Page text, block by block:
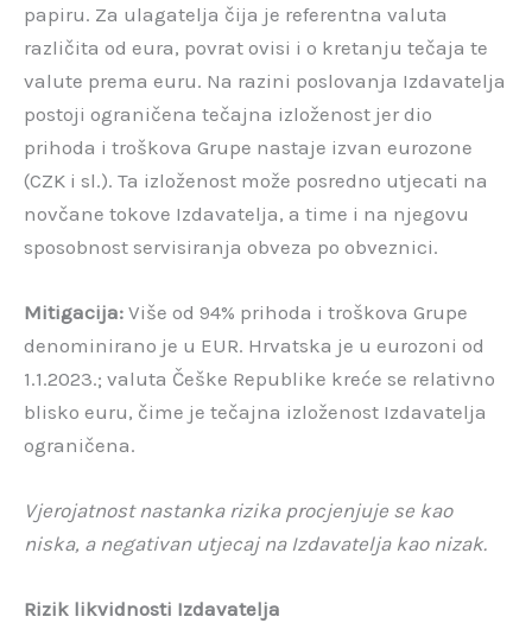
papiru. Za ulagatelja čija je referentna valuta
različita od eura, povrat ovisi i o kretanju tečaja te
valute prema euru. Na razini poslovanja Izdavatelja
postoji ograničena tečajna izloženost jer dio
prihoda i troškova Grupe nastaje izvan eurozone
(CZK i sl.). Ta izloženost može posredno utjecati na
novčane tokove Izdavatelja, a time i na njegovu
sposobnost servisiranja obveza po obveznici.
Mitigacija: Više od 94% prihoda i troškova Grupe
denominirano je u EUR. Hrvatska je u eurozoni od
1.1.2023.; valuta Češke Republike kreće se relativno
blisko euru, čime je tečajna izloženost Izdavatelja
ograničena.
Vjerojatnost nastanka rizika procjenjuje se kao
niska, a negativan utjecaj na Izdavatelja kao nizak.
Rizik likvidnosti Izdavatelja